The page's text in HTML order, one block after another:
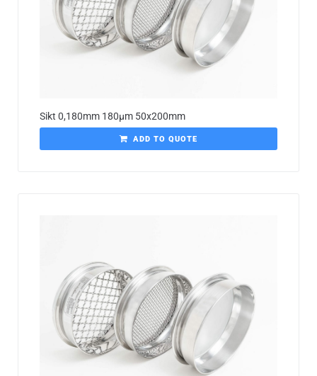
Sikt 0,180mm 180µm 50x200mm
ADD TO QUOTE